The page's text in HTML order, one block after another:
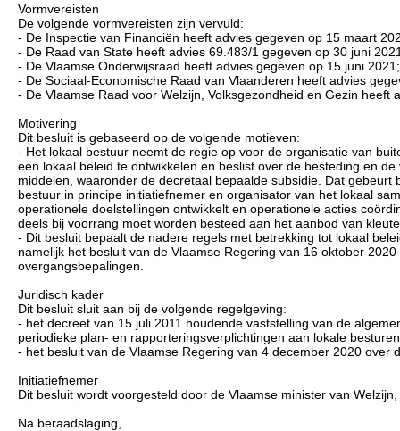
Vormvereisten
De volgende vormvereisten zijn vervuld:
- De Inspectie van Financiën heeft advies gegeven op 15 maart
- De Raad van State heeft advies 69.483/1 gegeven op 30 juni
- De Vlaamse Onderwijsraad heeft advies gegeven op 15 juni 2021;
- De Sociaal-Economische Raad van Vlaanderen heeft advies
- De Vlaamse Raad voor Welzijn, Volksgezondheid en Gezin heeft
Motivering
Dit besluit is gebaseerd op de volgende motieven:
- Het lokaal bestuur neemt de regie op voor de organisatie van
een lokaal beleid te ontwikkelen en beslist over de besteding en
middelen, waaronder de decretaal bepaalde subsidie. Dat
bestuur in principe initiatiefnemer en organisator van het lokaal
operationele doelstellingen ontwikkelt en operationele acties
deels bij voorrang moet worden besteed aan het aanbod van
- Dit besluit bepaalt de nadere regels met betrekking tot lokaal
namelijk het besluit van de Vlaamse Regering van 16 oktober
overgangsbepalingen.
Juridisch kader
Dit besluit sluit aan bij de volgende regelgeving:
- het decreet van 15 juli 2011 houdende vaststelling van de
periodieke plan- en rapporteringsverplichtingen aan lokale
- het besluit van de Vlaamse Regering van 4 december 2020
Initiatiefnemer
Dit besluit wordt voorgesteld door de Vlaamse minister van
Na beraadslaging,